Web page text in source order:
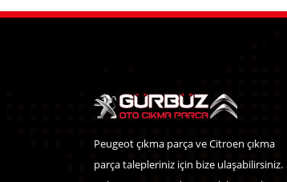
Peugeot çıkma parça ve Citroen çıkma
parça talepleriniz için bize ulaşabilirsiniz.